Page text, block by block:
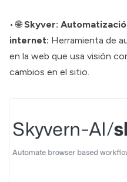
• 🌐 Skyver:
internet: Herramienta de
en la web que usa visión
cambios en el sitio.